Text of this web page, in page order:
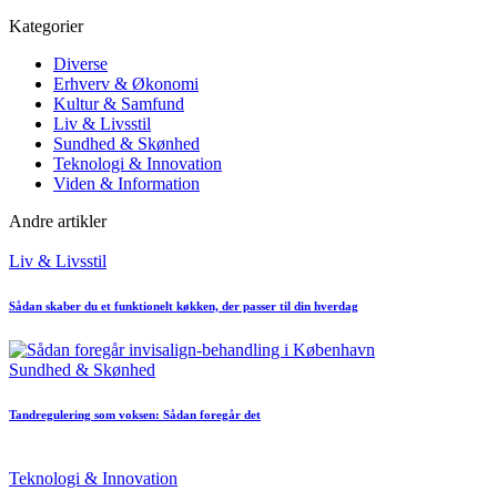
Kategorier
Diverse
Erhverv & Økonomi
Kultur & Samfund
Liv & Livsstil
Sundhed & Skønhed
Teknologi & Innovation
Viden & Information
Andre artikler
Posted
Liv & Livsstil
Sådan skaber du et funktionelt køkken, der passer til din hverdag
Posted
Sundhed & Skønhed
Tandregulering som voksen: Sådan foregår det
Posted
Teknologi & Innovation